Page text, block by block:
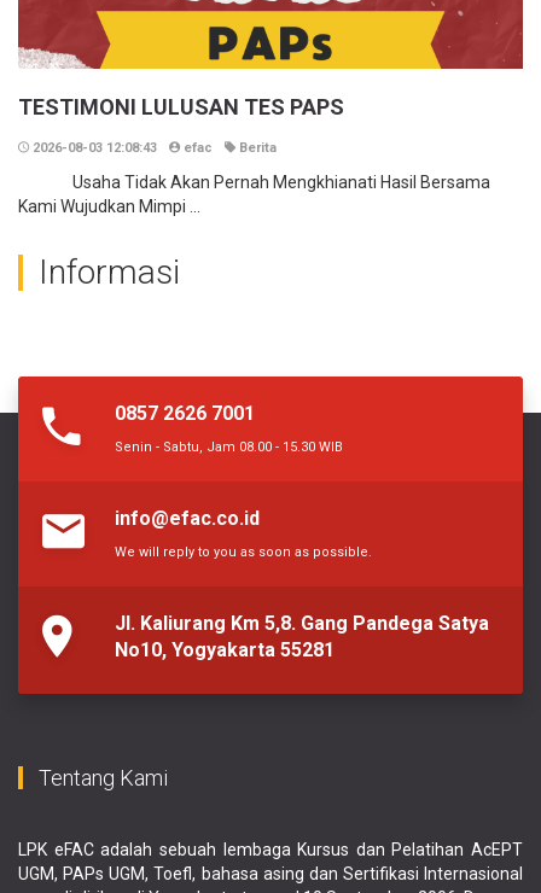
TESTIMONI LULUSAN TES PAPS
2026-08-03 12:08:43 efac Berita
Usaha Tidak Akan Pernah Mengkhianati Hasil Bersama
Kami Wujudkan Mimpi ...
Informasi
0857 2626 7001
Senin - Sabtu, Jam 08.00 - 15.30 WIB
info@efac.co.id
We will reply to you as soon as possible.
Jl. Kaliurang Km 5,8. Gang Pandega Satya
No10, Yogyakarta 55281
Tentang Kami
LPK eFAC adalah sebuah lembaga Kursus dan Pelatihan AcEPT
UGM, PAPs UGM, Toefl, bahasa asing dan Sertifikasi Internasional